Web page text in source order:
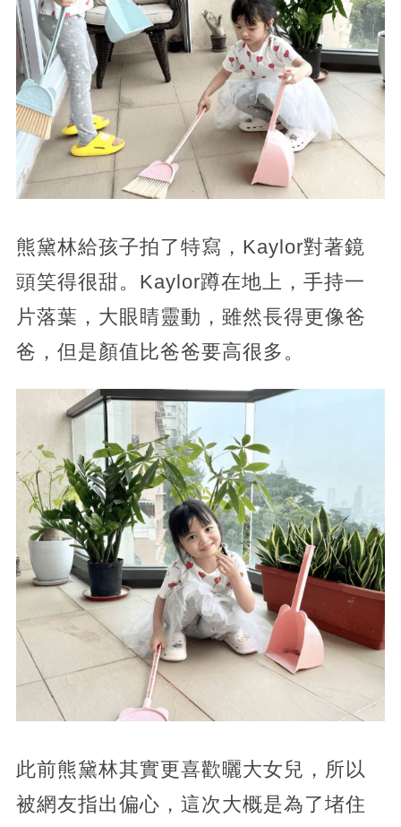
熊黛林給孩子拍了特寫，Kaylor對著鏡
頭笑得很甜。Kaylor蹲在地上，手持一
片落葉，大眼睛靈動，雖然長得更像爸
爸，但是顏值比爸爸要高很多。
此前熊黛林其實更喜歡曬大女兒，所以
被網友指出偏心，這次大概是為了堵住